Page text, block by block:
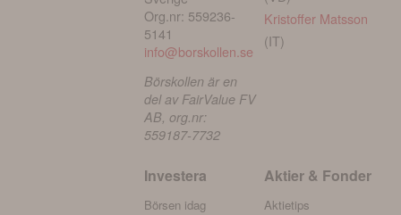
Org.nr: 559236-
5141
info@borskollen.se
Börskollen är en
del av FairValue FV
AB, org.nr:
559187-7732
Kristoffer Matsson
(IT)
Investera
Börsen idag
Aktier & Fonder
Aktietips